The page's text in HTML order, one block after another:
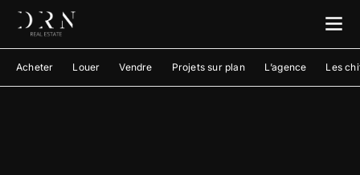
Acheter Louer Vendre Projets sur plan L’agence Les